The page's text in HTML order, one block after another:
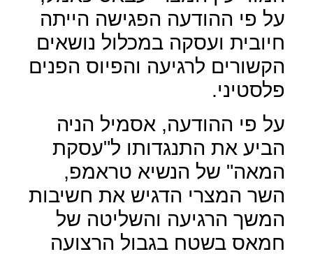
על פי ההודעה הפגישה הייתה
חיובית ועסקה במכלול נושאים
הקשורים לרגיעה והפיוס הפנים
פלסטיני.
על פי ההודעה, אסמיל הניה
הביע את התנגדותו ל"עסקת
המאה" של הנשיא טראמפ,
השר המצרי הדגיש את חשיבות
המשך הרגיעה והשליטה של
חמאס בשטח בגבול הרצועה